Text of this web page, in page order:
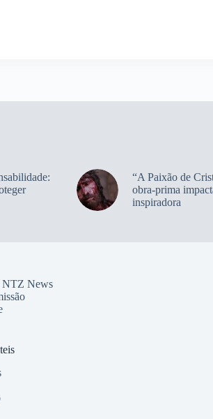
“A Paixão de
obra-prima
inspiradora
NTZ News